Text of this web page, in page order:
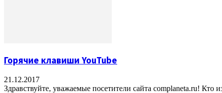
Горячие клавиши YouTube
21.12.2017
Здравствуйте, уважаемые посетители сайта complaneta.ru! Кто